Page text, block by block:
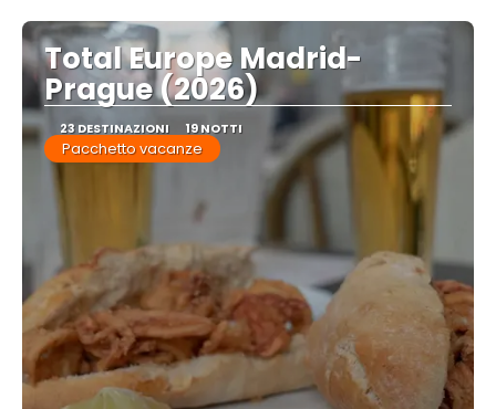
Total Europe Madrid-
Prague (2026)
23 DESTINAZIONI 19 NOTTI
Pacchetto vacanze